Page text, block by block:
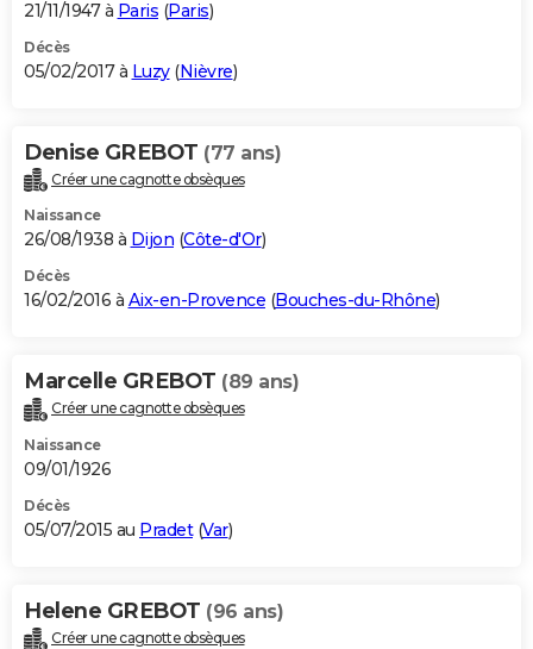
21/11/1947 à Paris (Paris)
Décès
05/02/2017 à Luzy(Nièvre)
Denise GREBOT (77 ans)
Créer une cagnotte obsèques
Naissance
26/08/1938 à Dijon (Côte-d'Or)
Décès
16/02/2016 à Aix-en-Provence (Bouches-du-Rhône)
Marcelle GREBOT (89 ans)
Créer une cagnotte obsèques
Naissance
09/01/1926
Décès
05/07/2015 au Pradet(Var)
Helene GREBOT (96 ans)
Créer une cagnotte obsèques